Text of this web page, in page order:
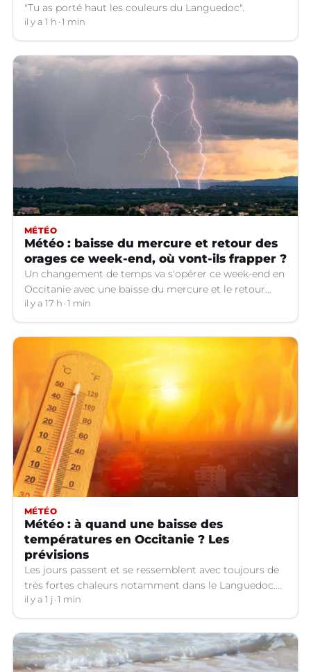
"Tu as porté haut les couleurs du Languedoc".
il y a 1 h 1 min
MÉTÉO
Météo : baisse du mercure et retour des
orages ce week-end, où vont-ils frapper ?
Un changement de temps va s'opérer ce week-end en
Occitanie avec une baisse du mercure et le retour
d'orages dans certains départements.
il y a 17 h 1 min
MÉTÉO
Météo : à quand une baisse des
températures en Occitanie ? Les
prévisions
Les jours passent et se ressemblent avec toujours de
très fortes chaleurs notamment dans le Languedoc.
Jusqu’à quand ?
il y a 1 j 1 min